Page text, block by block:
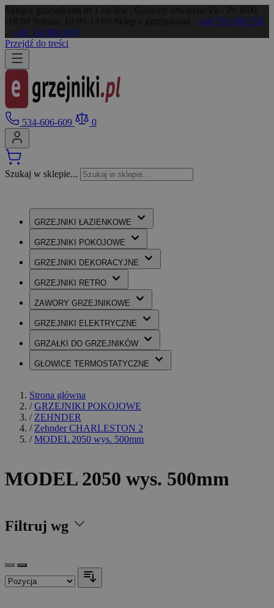
+48 791 868 556
+48 534 606 609
Przejdź do treści
534-606-609 0
Szukaj w sklepie...
GRZEJNIKI ŁAZIENKOWE
GRZEJNIKI POKOJOWE
GRZEJNIKI DEKORACYJNE
GRZEJNIKI RETRO
ZAWORY GRZEJNIKOWE
GRZEJNIKI ELEKTRYCZNE
GRZAŁKI DO GRZEJNIKÓW
GŁOWICE TERMOSTATYCZNE
Strona główna
/ GRZEJNIKI POKOJOWE
/ ZEHNDER
/ Zehnder CHARLESTON 2
/ MODEL 2050 wys. 500mm
MODEL 2050 wys. 500mm
Filtruj wg